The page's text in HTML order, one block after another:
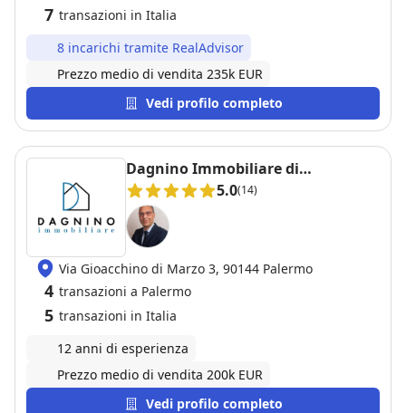
7 transazioni in Italia
8 incarichi tramite RealAdvisor
Prezzo medio di vendita 235k EUR
Vedi profilo completo
Dagnino Immobiliare di
Alessandro Dagnino
5.0(14)
Via Gioacchino di Marzo 3, 90144 Palermo
4 transazioni a Palermo
5 transazioni in Italia
12 anni di esperienza
Prezzo medio di vendita 200k EUR
Vedi profilo completo